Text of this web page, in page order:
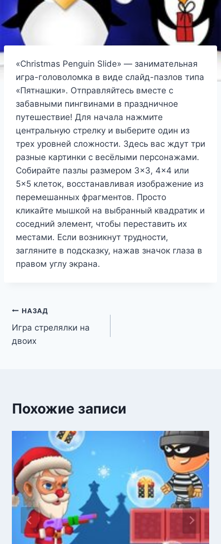
«Christmas Penguin Slide» — занимательная
игра-головоломка в виде слайд-пазлов типа
«Пятнашки». Отправляйтесь вместе с
забавными пингвинами в праздничное
путешествие! Для начала нажмите
центральную стрелку и выберите один из
трех уровней сложности. Здесь вас ждут три
разные картинки с весёлыми персонажами.
Собирайте пазлы размером 3×3, 4×4 или
5×5 клеток, восстанавливая изображение из
перемешанных фрагментов. Просто
кликайте мышкой на выбранный квадратик и
соседний элемент, чтобы переставить их
местами. Если возникнут трудности,
загляните в подсказку, нажав значок глаза в
правом углу экрана.
Навигация
по
НАЗАД
Игра стрелялки на
двоих
Похожие записи